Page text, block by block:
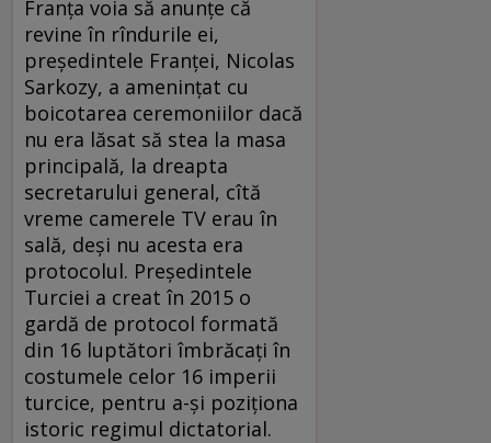
Franța voia să anunțe că
revine în rîndurile ei,
președintele Franței, Nicolas
Sarkozy, a amenințat cu
boicotarea ceremoniilor dacă
nu era lăsat să stea la masa
principală, la dreapta
secretarului general, cîtă
vreme camerele TV erau în
sală, deși nu acesta era
protocolul. Președintele
Turciei a creat în 2015 o
gardă de protocol formată
din 16 luptători îmbrăcați în
costumele celor 16 imperii
turcice, pentru a-și poziționa
istoric regimul dictatorial.